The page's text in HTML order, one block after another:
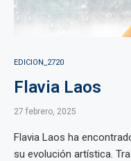
EDICION_2720
Flavia Laos
27 febrero, 2025
Flavia Laos ha
su evolución artística.